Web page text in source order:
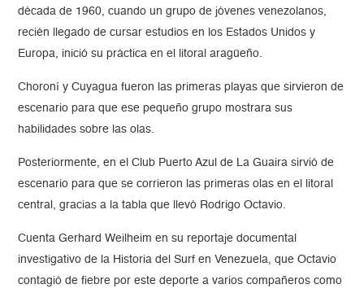
década de 1960, cuando un grupo de jóvenes venezolanos,
recién llegado de cursar estudios en los Estados Unidos y
Europa, inició su práctica en el litoral aragüeño.
Choroní y Cuyagua fueron las primeras playas que sirvieron de
escenario para que ese pequeño grupo mostrara sus
habilidades sobre las olas.
Posteriormente, en el Club Puerto Azul de La Guaira sirvió de
escenario para que se corrieron las primeras olas en el litoral
central, gracias a la tabla que llevó Rodrigo Octavio.
Cuenta Gerhard Weilheim en su reportaje documental
investigativo de la Historia del Surf en Venezuela, que Octavio
contagió de fiebre por este deporte a varios compañeros como